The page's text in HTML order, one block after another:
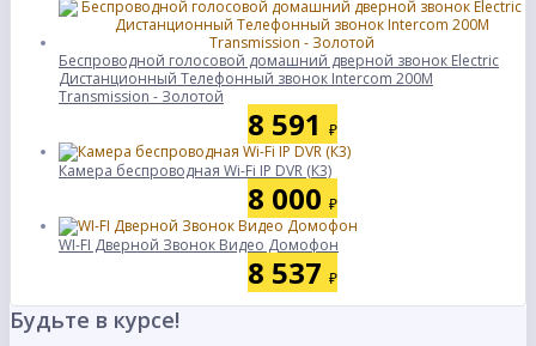
Беспроводной голосовой домашний дверной звонок Electric
Дистанционный Телефонный звонок Intercom 200M
Transmission - Золотой
8 591 ₽
Камера беспроводная Wi-Fi IP DVR (К3)
8 000 ₽
WI-FI Дверной Звонок Видео Домофон
8 537 ₽
Будьте в курсе!